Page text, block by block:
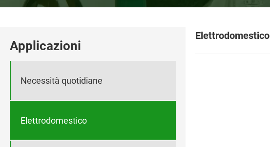
Applicazioni
Necessità quotidiane
Elettrodomestico
Elettrodomestico